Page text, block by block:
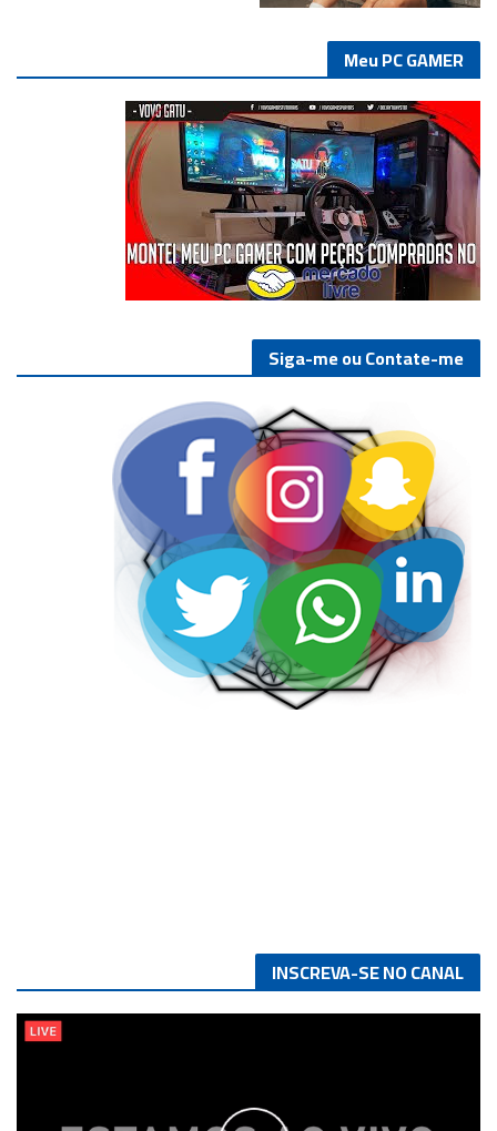
Meu PC GAMER
Siga-me ou Contate-me
INSCREVA-SE NO CANAL